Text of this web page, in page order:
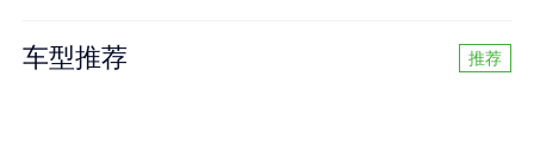
车型推荐 推荐